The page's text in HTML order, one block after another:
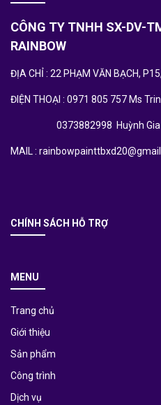
CÔNG TY TNHH SX-DV-
RAINBOW
ĐỊA CHỈ : 22 PHẠM VĂN BẠCH,
ĐIỆN THOẠI : 0971 805 757 Ms
0373882998 Huỳnh Gia
MAIL :
CHÍNH SÁCH HỖ TRỢ
MENU
Trang chủ
Giới thiệu
Sản phẩm
Công trình
Dịch vụ